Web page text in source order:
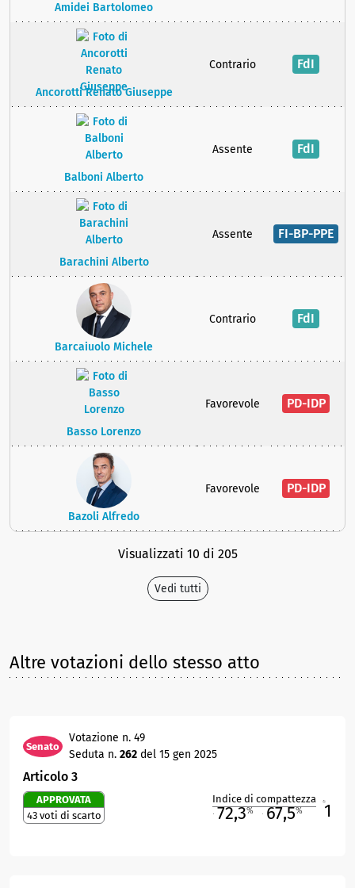
Amidei Bartolomeo
Ancorotti Renato Giuseppe
Contrario FdI
Balboni Alberto
Assente FdI
Barachini Alberto
Assente FI-BP-PPE
Barcaiuolo Michele
Contrario FdI
Basso Lorenzo
Favorevole PD-IDP
Bazoli Alfredo
Favorevole PD-IDP
Visualizzati 10 di 205
Vedi tutti
Altre votazioni dello stesso atto
Senato
Votazione n. 49
Seduta n. 262 del 15 gen 2025
Articolo 3
APPROVATA
43 voti di scarto
Indice di compattezza
72,3% 67,5% 1